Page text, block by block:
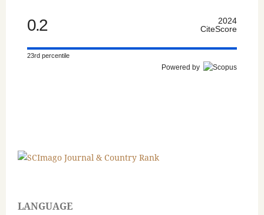
0.2
2024
CiteScore
23rd percentile
Powered by
LANGUAGE